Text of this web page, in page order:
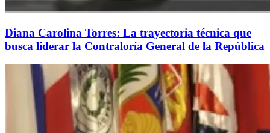
Diana Carolina Torres: La trayectoria técnica que
busca liderar la Contraloría General de la República